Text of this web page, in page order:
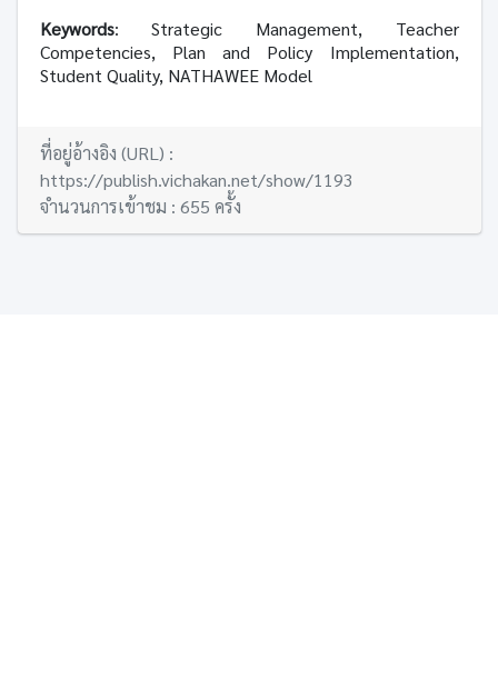
Keywords: Strategic Management, Teacher
Competencies, Plan and Policy Implementation,
Student Quality, NATHAWEE Model
ที่อยู่อ้างอิง (URL) :
https://publish.vichakan.net/show/1193
จำนวนการเข้าชม : 655 ครั้ง